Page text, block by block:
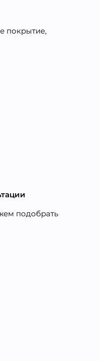
покрытие,
подобрать